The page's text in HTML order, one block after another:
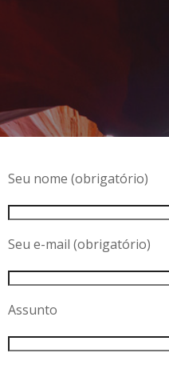
Seu nome (obrigatório)
Seu e-mail (obrigatório)
Assunto